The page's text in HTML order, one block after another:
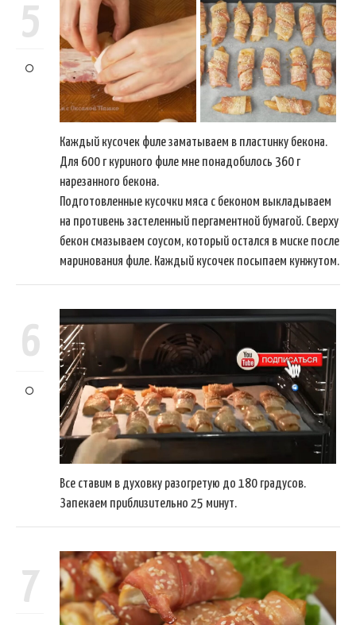
5
Каждый кусочек филе заматываем в пластинку бекона.
Для 600 г куриного филе мне понадобилось 360 г
нарезанного бекона.
Подготовленные кусочки мяса с беконом выкладываем
на противень застеленный пергаментной бумагой. Сверху
бекон смазываем соусом, который остался в миске после
маринования филе. Каждый кусочек посыпаем кунжутом.
6
Все ставим в духовку разогретую до 180 градусов.
Запекаем приблизительно 25 минут.
7